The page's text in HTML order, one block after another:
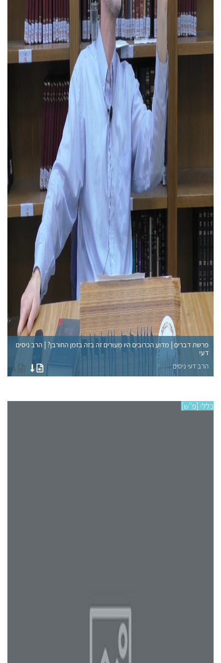
פרשת דברים | מדוע הכרובים היו מְעוּרִים זה בזה בזמן החורבן? | הרב ניסים
דעי
הרב דעי ניסים
כללי [פ"ש]